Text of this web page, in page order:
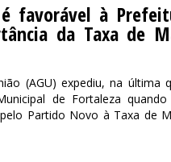
é favorável à
da Taxa de
(AGU) expediu, na última
de Fortaleza quando
Partido Novo à Taxa de